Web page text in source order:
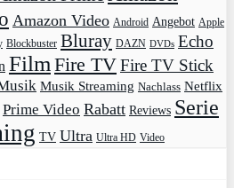
Amazon Video Android Angebot Apple
Blockbuster Bluray DAZN DVDs Echo
Film Fire TVFire TV Stick
Musik Streaming Nachlass Netflix
Prime Video Rabatt Reviews Serie
TV Ultra Ultra HD Video